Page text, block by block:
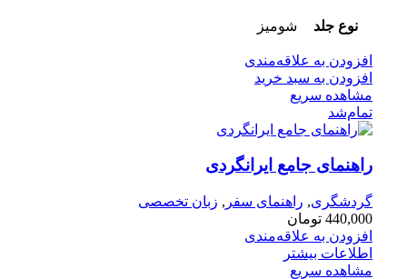
نوع جلد شومیز
افزودن به علاقه‌مندی
افزودن به سبد خرید
مشاهده سریع
تمام‌شد
راهنمای جامع ایرانگردی
گردشگری, راهنمای سفر , زبان تخصصی
440,000 تومان
افزودن به علاقه‌مندی
اطلاعات بیشتر
مشاهده سریع